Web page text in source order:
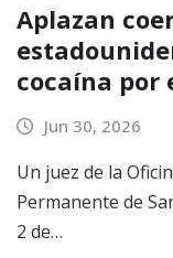
Aplazan
cocaína por
Jun 30, 2026
Un juez de la
Permanente de
2 de…